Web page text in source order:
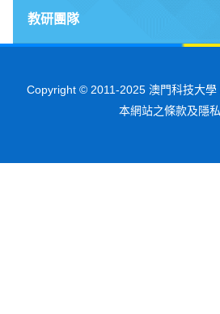
教研團隊
Copyright © 2011-2025 澳門科技大學
本網站之條款及隱